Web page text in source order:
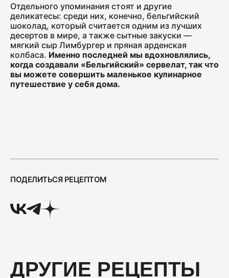
Отдельного упоминания стоят и другие
деликатесы: среди них, конечно, бельгийский
шоколад, который считается одним из лучших
десертов в мире, а также сытные закуски —
мягкий сыр Лимбургер и пряная арденская
колбаса. Именно последней мы вдохновлялись,
когда создавали «Бельгийский» сервелат, так что
вы можете совершить маленькое кулинарное
путешествие у себя дома.
ПОДЕЛИТЬСЯ РЕЦЕПТОМ
ДРУГИЕ РЕЦЕПТЫ